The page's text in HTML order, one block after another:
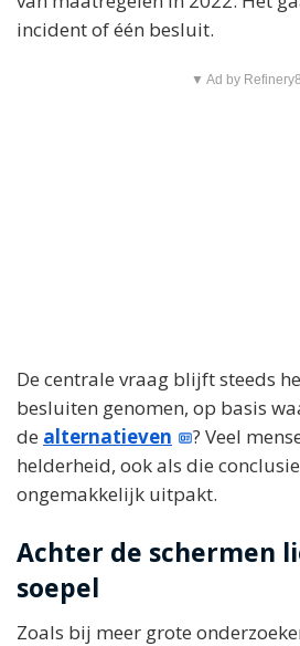
incident of één besluit.
▼ Ad by
De centrale vraag blijft steeds
besluiten genomen, op basis
de alternatieven
? Veel
helderheid, ook als die
ongemakkelijk uitpakt.
Achter de schermen
soepel
Zoals bij meer grote